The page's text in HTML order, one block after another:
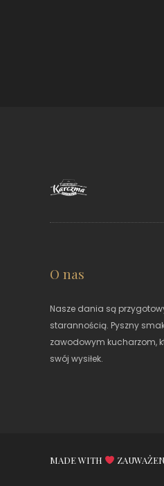
O nas
Nasze dania są
starannością. Pyszny
zawodowym kucharzom,
swój wysiłek.
MADE WITH